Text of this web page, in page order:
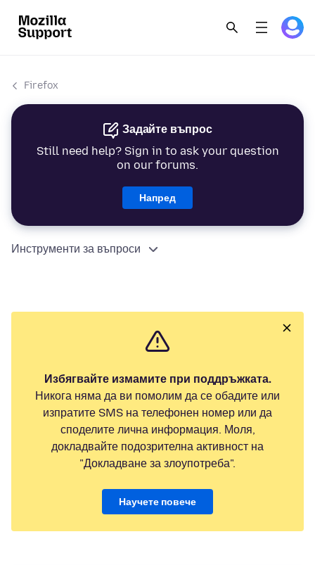
Firefox
Задайте въпрос
Still need help? Sign in to ask your question
on our forums.
Напред
Инструменти за въпроси
Избягвайте измамите при поддръжката.
Никога няма да ви помолим да се обадите или
изпратите SMS на телефонен номер или да
споделите лична информация. Моля,
докладвайте подозрителна активност на
"Докладване за злоупотреба".
Научете повече